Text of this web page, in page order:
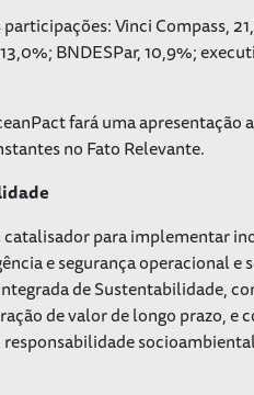
Vinci Compass,
BNDESPar, 10,9%;
fará uma apresentação
no Fato Relevante.
para implementar
e segurança operacional e
de Sustentabilidade,
de valor de longo prazo,